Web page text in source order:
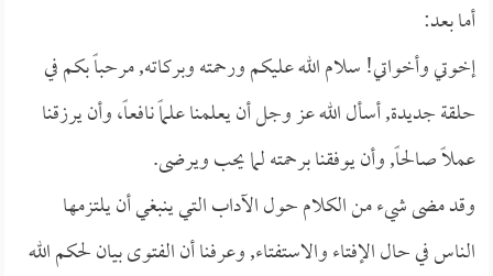
أما بعد:
إخوتي وأخواتي! سلام الله عليكم ورحمته وبركاته, مرحباً بكم في
حلقة جديدة, أسأل الله عز وجل أن يعلمنا علماً نافعاً، وأن يرزقنا
عملاً صالحاً, وأن يوفقنا برحمته لما يحب ويرضى.
وقد مضى شيء من الكلام حول الآداب التي ينبغي أن يلتزمها
الناس في حال الإفتاء والاستفتاء, وعرفنا أن الفتوى بيان لحكم الله